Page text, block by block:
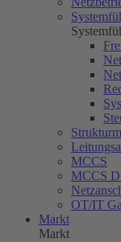
MCCS
MCCS
OT/IT
Markt
Markt